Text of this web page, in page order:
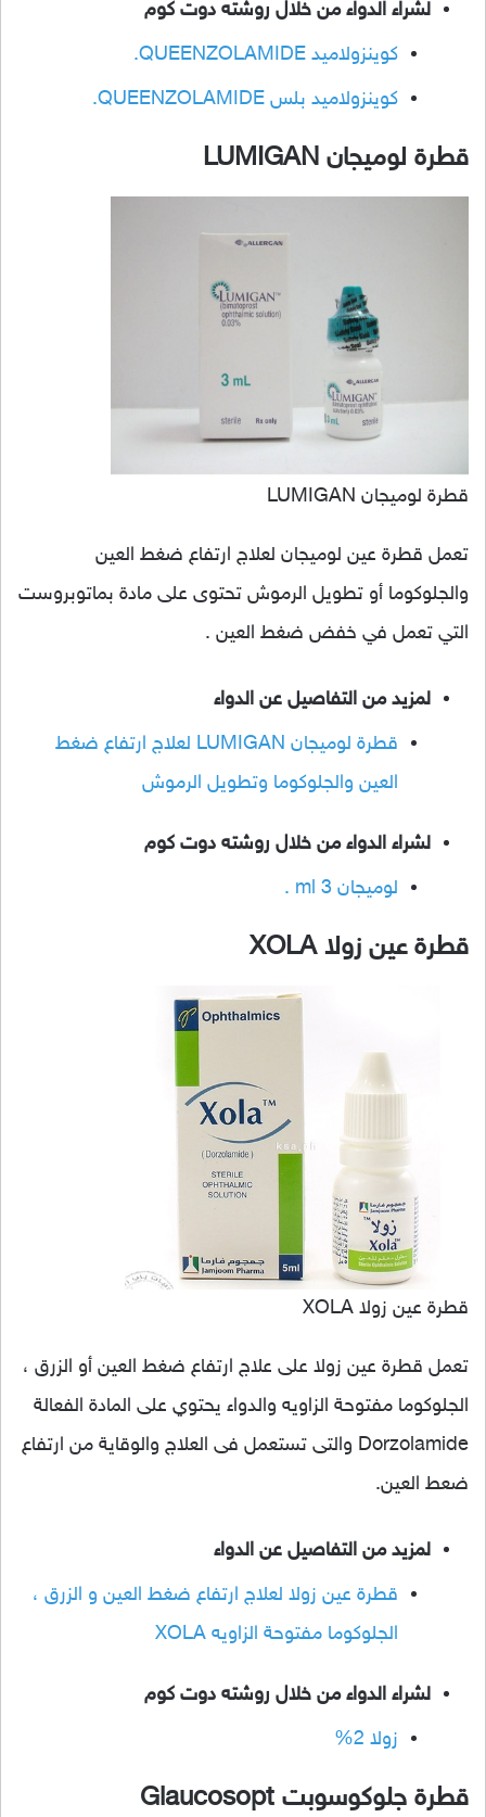
لشراء الدواء من خلال روشته دوت كوم
كوينزولاميد QUEENZOLAMIDE.
كوينزولاميد بلس QUEENZOLAMIDE.
قطرة لوميجان LUMIGAN
قطرة لوميجان LUMIGAN
تعمل قطرة عين لوميجان لعلاج ارتفاع ضغط العين
والجلوكوما أو تطويل الرموش تحتوى على مادة بماتوبروست
التي تعمل في خفض ضغط العين .
لمزيد من التفاصيل عن الدواء
قطرة لوميجان LUMIGAN لعلاج ارتفاع ضغط
العين والجلوكوما وتطويل الرموش
لشراء الدواء من خلال روشته دوت كوم
لوميجان 3 ml .
قطرة عين زولا XOLA
قطرة عين زولا XOLA
تعمل قطرة عين زولا على علاج ارتفاع ضغط العين أو الزرق ،
الجلوكوما مفتوحة الزاويه والدواء يحتوي على المادة الفعالة
Dorzolamide والتى تستعمل فى العلاج والوقاية من ارتفاع
ضعط العين.
لمزيد من التفاصيل عن الدواء
قطرة عين زولا لعلاج ارتفاع ضغط العين و الزرق ،
الجلوكوما مفتوحة الزاويه XOLA
لشراء الدواء من خلال روشته دوت كوم
زولا 2%
قطرة جلوكوسوبت Glaucosopt